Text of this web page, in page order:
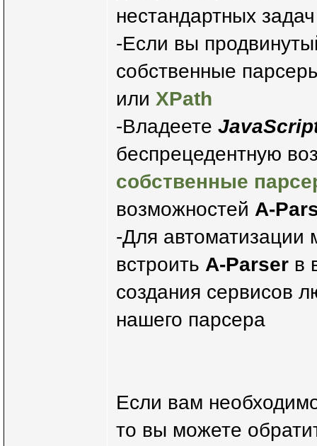
нестандартных задач
-Если вы
собственные
или XPath
-Владеете
беспрецедентную
собственные
возможностей A-
-Для
встроить A-Parser в
создания сервисов
нашего парсера
Если вам
то вы можете